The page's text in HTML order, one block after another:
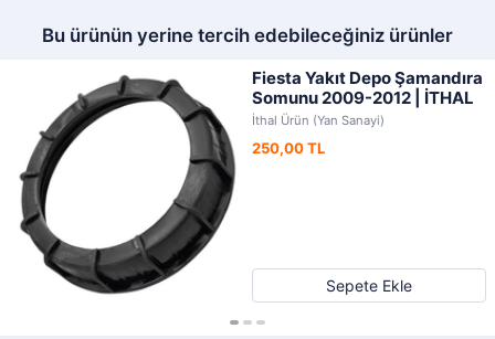
Bu ürünün yerine tercih edebileceğiniz ürünler
Fiesta Yakıt Depo Şamandıra
Somunu 2009-2012 | İTHAL
İthal Ürün (Yan Sanayi)
250,00 TL
Sepete Ekle